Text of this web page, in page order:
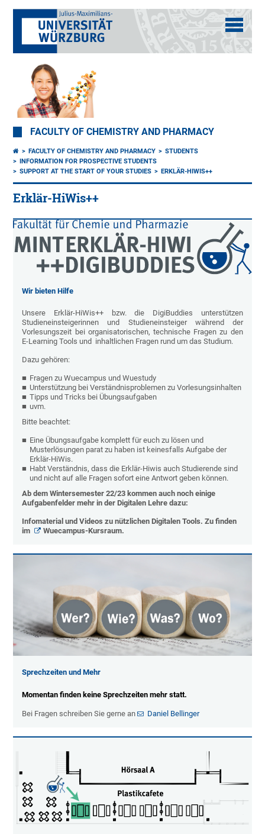
FACULTY OF CHEMISTRY AND PHARMACY
FACULTY OF CHEMISTRY AND PHARMACY
STUDENTS
INFORMATION FOR PROSPECTIVE STUDENTS
SUPPORT AT THE START OF YOUR STUDIES
ERKLÄR-HIWIS++
Erklär-HiWis++
Wir bieten Hilfe
Unsere Erklär-HiWis++ bzw. die DigiBuddies unterstützen
Studieneinsteigerinnen und Studieneinsteiger während der
Vorlesungszeit bei organisatorischen, technische Fragen zu den
E-Learning Tools und inhaltlichen Fragen rund um das Studium.
Dazu gehören:
Fragen zu Wuecampus und Wuestudy
Unterstützung bei Verständnisproblemen zu Vorlesungsinhalten
Tipps und Tricks bei Übungsaufgaben
uvm.
Bitte beachtet:
Eine Übungsaufgabe komplett für euch zu lösen und
Musterlösungen parat zu haben ist keinesfalls Aufgabe der
Erklär-HiWis.
Habt Verständnis, dass die Erklär-Hiwis auch Studierende sind
und nicht auf alle Fragen sofort eine Antwort geben können.
Ab dem Wintersemester 22/23 kommen auch noch einige
Aufgabenfelder mehr in der Digitalen Lehre dazu:
Infomaterial und Videos zu nützlichen Digitalen Tools. Zu finden
im
Wuecampus-Kursraum.
Sprechzeiten und Mehr
Momentan finden keine Sprechzeiten mehr statt.
Bei Fragen schreiben Sie gerne an Daniel Bellinger